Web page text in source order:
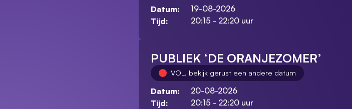
Datum:
19-08-2026
Tijd:
20:15 - 22:20 uur
PUBLIEK ‘DE ORANJEZOMER’
VOL, bekijk gerust een andere datum
Datum:
20-08-2026
Tijd:
20:15 - 22:20 uur